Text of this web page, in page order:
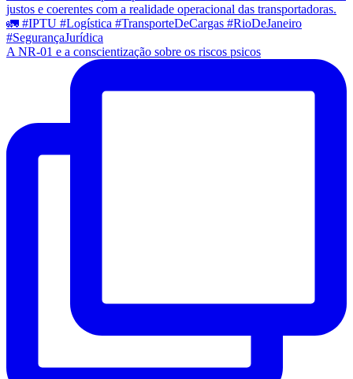
A NR-01 e a conscientização sobre os riscos psicos